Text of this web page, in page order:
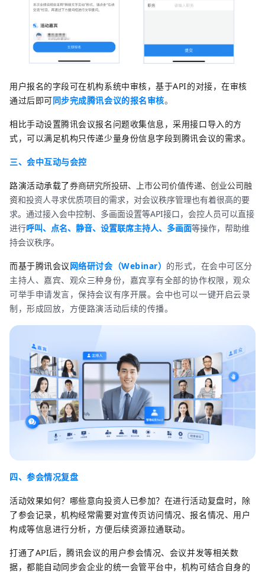
用户报名的字段可在机构系统中审核，基于API的对接，在审核
通过后即可同步完成腾讯会议的报名审核。
相比手动设置腾讯会议报名问题收集信息，采用接口导入的方
式，可以满足机构只传递少量身份信息字段到腾讯会议的需求。
三、会中互动与会控
路演活动承载了券商研究所投研、上市公司价值传递、创业公司融
资和投资人寻求优质项目的需求，对会议秩序管理也有着很高的要
求。通过接入会中控制、多画面设置等API接口，会控人员可以直接
进行呼叫、点名、静音、设置联席主持人、多画面等操作，帮助维
持会议秩序。
而基于腾讯会议网络研讨会（Webinar） 的形式，在会中可区分
主持人、嘉宾、观众三种身份，嘉宾享有全部的协作权限，观众
可举手申请发言，保持会议有序开展。会中也可以一键开启云录
制，形成回放，方便路演活动后续的传播。
四、参会情况复盘
活动效果如何？哪些意向投资人已参加？在进行活动复盘时，除
了参会记录，机构经常需要对宣传页访问情况、报名情况、用户
构成等信息进行分析，方便后续资源拉通联动。
打通了API后，腾讯会议的用户参会情况、会议并发等相关数
据，都能自动同步会企业的统一会管平台中，机构可结合自身的